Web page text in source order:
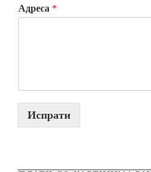
Адреса *
Испрати